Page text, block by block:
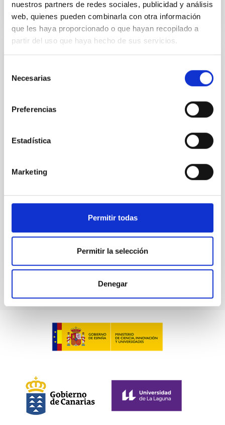
nuestros partners de redes sociales, publicidad y análisis
web, quienes pueden combinarla con otra información
que les haya proporcionado o que hayan recopilado a
partir del uso que haya hecho de sus servicios.
Necesarias
Preferencias
Estadística
Marketing
Permitir todas
Permitir la selección
Denegar
VÍDEO DE LA CHARLA
to galactic discs
day, metals have witnessed the assembly of
are ubiquitously present everywhere. However, we
23 Nov 2023 - 09:30 Europe/London
VÍDEO DE LA CHARLA